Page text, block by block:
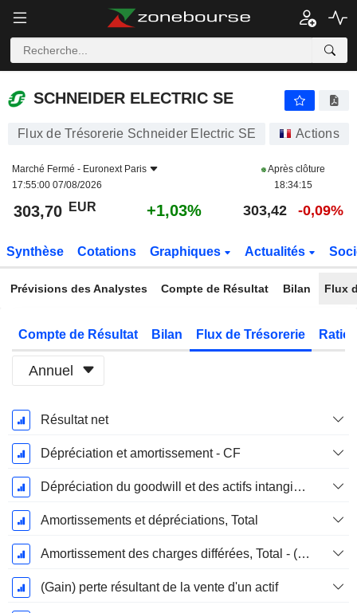
SCHNEIDER ELECTRIC SE
SCHNEIDER ELECTRIC SE
Flux de Trésorerie Schneider Electric SE Actions
Marché Fermé - Euronext Paris
17:55:00 07/08/2026
Après clôture
18:34:15
303,70 EUR +1,03% 303,42 -0,09%
Synthèse Cotations Graphiques Actualités
Prévisions des Analystes Compte de Résultat Bilan Flux
Compte de Résultat Bilan Flux de Trésorerie
Annuel
Période
Fiscale:
Décembre
Résultat net
Dépréciation et amortissement - CF
Dépréciation du goodwill et des actifs intangibles
Amortissements et dépréciations, Total
Amortissement des charges différées, Total - (CF)
(Gain) perte résultant de la vente d'un actif